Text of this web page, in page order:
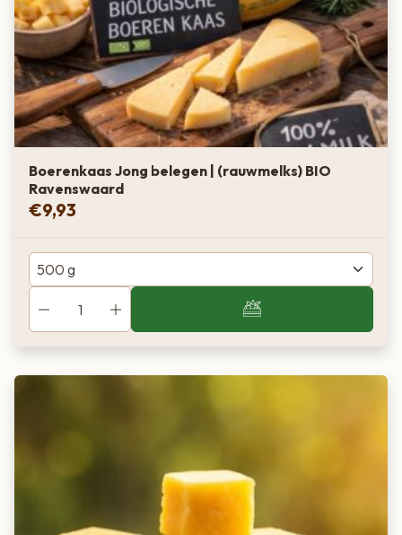
Boerenkaas Jong belegen | (rauwmelks) BIO
Ravenswaard
€9,93